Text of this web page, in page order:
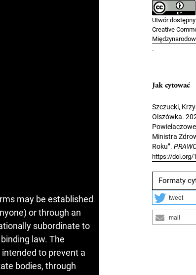
may be established
or through an
subordinate to
law. The
to prevent a
bodies, through
Utwór
Creative
.
Jak cytować
Szczucki,
Olszówka.
Ministra
Roku”.
https://doi.org/
Formaty
tweet
mail